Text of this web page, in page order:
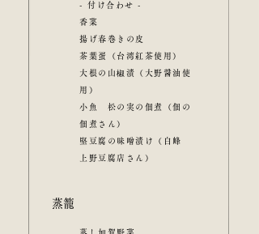
- 付け合わせ -
香菜
揚げ春巻きの皮
茶葉蛋（台湾紅茶使用）
大根の山椒漬（大野醤油使
用）
小魚 松の実の佃煮（佃の
佃煮さん）
堅豆腐の味噌漬け（白峰
上野豆腐店さん）
​蒸籠
蒸し加賀野菜